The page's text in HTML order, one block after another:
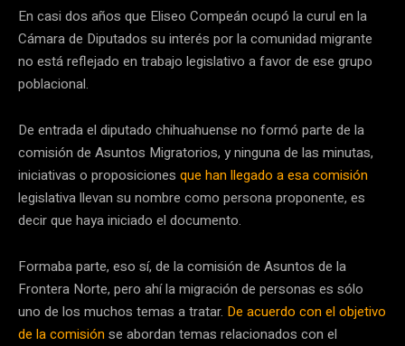
En casi dos años que Eliseo Compeán ocupó la curul en la
Cámara de Diputados su interés por la comunidad migrante
no está reflejado en trabajo legislativo a favor de ese grupo
poblacional.
De entrada el diputado chihuahuense no formó parte de la
comisión de Asuntos Migratorios, y ninguna de las minutas,
iniciativas o proposiciones que han llegado a esa comisión
legislativa llevan su nombre como persona proponente, es
decir que haya iniciado el documento.
Formaba parte, eso sí, de la comisión de Asuntos de la
Frontera Norte, pero ahí la migración de personas es sólo
uno de los muchos temas a tratar. De acuerdo con el objetivo
de la comisiónse abordan temas relacionados con el